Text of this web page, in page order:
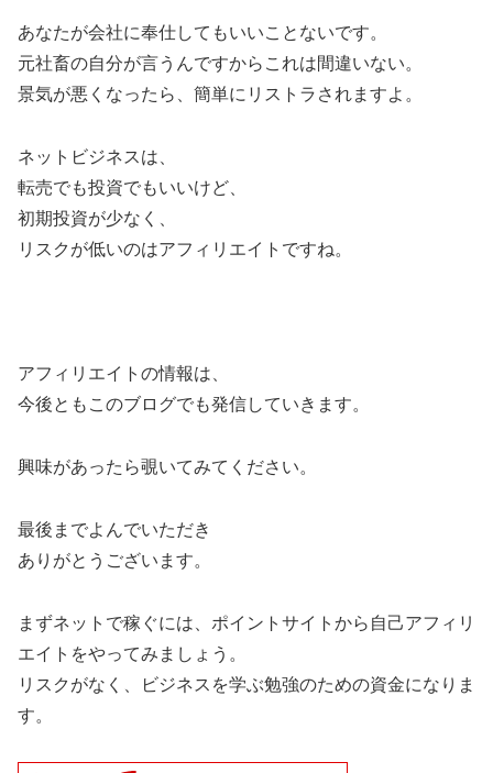
あなたが会社に奉仕してもいいことないです。
元社畜の自分が言うんですからこれは間違いない。
景気が悪くなったら、簡単にリストラされますよ。
ネットビジネスは、
転売でも投資でもいいけど、
初期投資が少なく、
リスクが低いのはアフィリエイトですね。
アフィリエイトの情報は、
今後ともこのブログでも発信していきます。
興味があったら覗いてみてください。
最後までよんでいただき
ありがとうございます。
まずネットで稼ぐには、ポイントサイトから自己アフィリ
エイトをやってみましょう。
リスクがなく、ビジネスを学ぶ勉強のための資金になりま
す。